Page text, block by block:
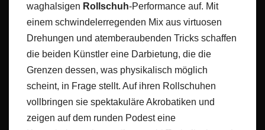
waghalsigen Rollschuh-Performance auf. Mit
einem schwindelerregenden Mix aus virtuosen
Drehungen und atemberaubenden Tricks schaffen
die beiden Künstler eine Darbietung, die die
Grenzen dessen, was physikalisch möglich
scheint, in Frage stellt. Auf ihren Rollschuhen
vollbringen sie spektakuläre Akrobatiken und
zeigen auf dem runden Podest eine